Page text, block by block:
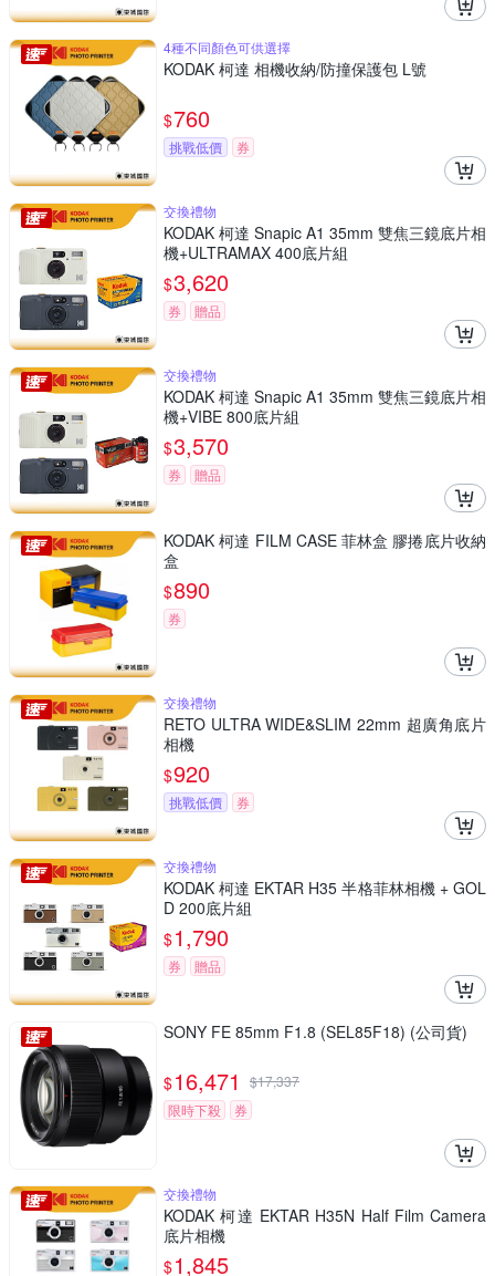
4種不同顏色可供選擇
KODAK 柯達 相機收納/防撞保護包 L號
$760
挑戰低價 券
交換禮物
KODAK 柯達 Snapic A1 35mm 雙焦三鏡底片相
機+ULTRAMAX 400底片組
$3,620
券 贈品
交換禮物
KODAK 柯達 Snapic A1 35mm 雙焦三鏡底片相
機+VIBE 800底片組
$3,570
券 贈品
KODAK 柯達 FILM CASE 菲林盒 膠捲底片收納
盒
$890
券
交換禮物
RETO ULTRA WIDE&SLIM 22mm 超廣角底片
相機
$920
挑戰低價 券
交換禮物
KODAK 柯達 EKTAR H35 半格菲林相機 + GOL
D 200底片組
$1,790
券 贈品
SONY FE 85mm F1.8 (SEL85F18) (公司貨)
$16,471 $17,337
限時下殺
券
交換禮物
KODAK 柯達 EKTAR H35N Half Film Camera
底片相機
$1,845